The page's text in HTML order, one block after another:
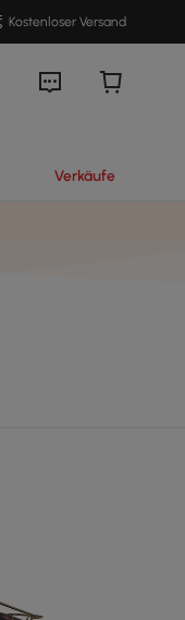
Kostenloser Versand
Verkäufe